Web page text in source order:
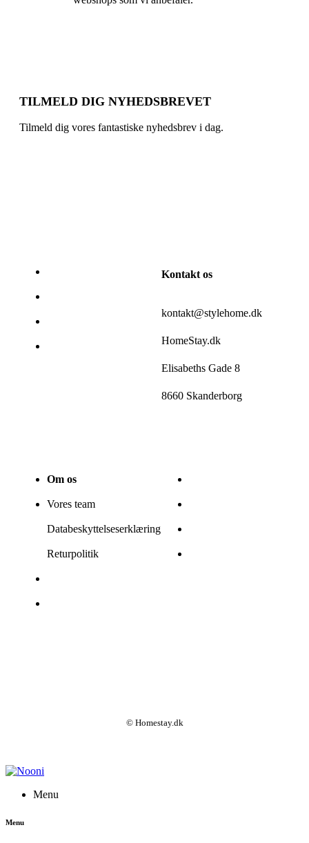
TILMELD DIG NYHEDSBREVET
Tilmeld dig vores fantastiske nyhedsbrev i dag.
Kontakt os
kontakt@stylehome.dk
HomeStay.dk
Elisabeths Gade 8
8660 Skanderborg
Om os
Vores team
Databeskyttelseserklæring
Returpolitik
© Homestay.dk
Menu
Menu